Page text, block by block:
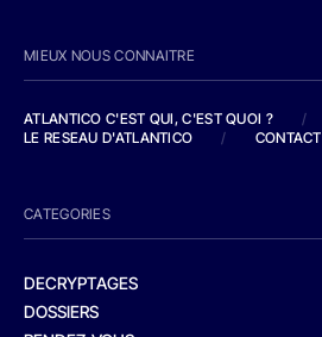
MIEUX NOUS CONNAITRE
ATLANTICO C'EST QUI, C'EST QUOI ?
/
LE RESEAU D'ATLANTICO
/ CONTACT
CATEGORIES
DECRYPTAGES
DOSSIERS